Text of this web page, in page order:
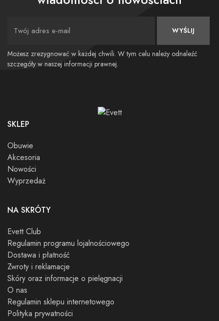
WYŚLIJ
Możesz zrezygnować w każdej chwili. W tym celu należy odnaleźć
szczegóły w naszej informacji prawnej.
SKLEP
Obuwie
Akcesoria
Nowości
Wyprzedaż
NA SKRÓTY
Evett Club
Regulamin programu lojalnościowego
Dostawa i płatność
Zwroty i reklamacje
Skóry oraz informacje o pielęgnacji
O nas
Regulamin sklepu internetowego
Polityka prywatności